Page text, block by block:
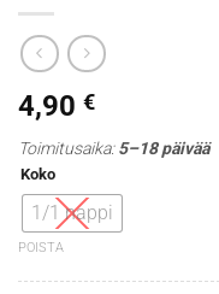
4,90 €
Toimitusaika:5–18 päivää
Koko
1/1 nappi
POISTA